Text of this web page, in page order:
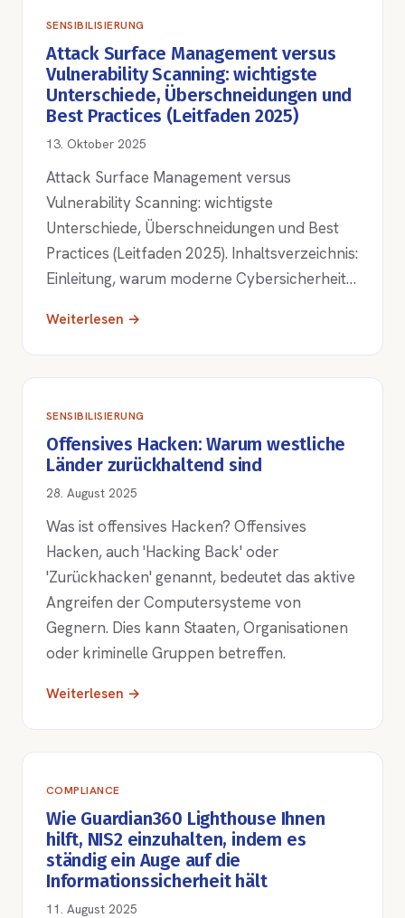
SENSIBILISIERUNG
Attack Surface Management versus
Vulnerability Scanning: wichtigste
Unterschiede, Überschneidungen und
Best Practices (Leitfaden 2025)
13. Oktober 2025
Attack Surface Management versus
Vulnerability Scanning: wichtigste
Unterschiede, Überschneidungen und Best
Practices (Leitfaden 2025). Inhaltsverzeichnis:
Einleitung, warum moderne Cybersicherheit…
Weiterlesen →
SENSIBILISIERUNG
Offensives Hacken: Warum westliche
Länder zurückhaltend sind
28. August 2025
Was ist offensives Hacken? Offensives
Hacken, auch 'Hacking Back' oder
'Zurückhacken' genannt, bedeutet das aktive
Angreifen der Computersysteme von
Gegnern. Dies kann Staaten, Organisationen
oder kriminelle Gruppen betreffen.
Weiterlesen →
COMPLIANCE
Wie Guardian360 Lighthouse Ihnen
hilft, NIS2 einzuhalten, indem es
ständig ein Auge auf die
Informationssicherheit hält
11. August 2025